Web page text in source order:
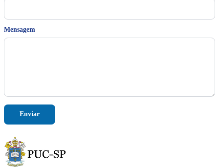
i
l
N
a
i
Mensagem
Enviar